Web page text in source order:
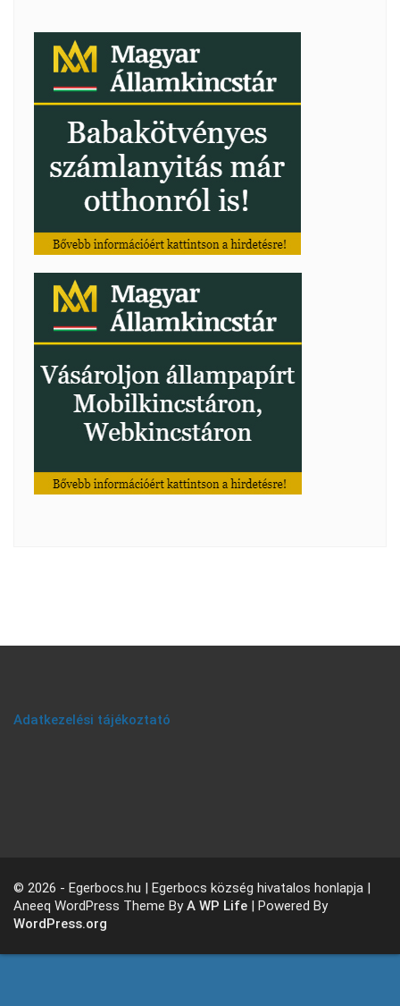
Adatkezelési tájékoztató
© 2026 - Egerbocs.hu | Egerbocs község hivatalos honlapja |
Aneeq WordPress Theme ByA WP Life | Powered By
WordPress.org